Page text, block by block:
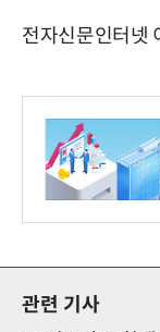
전자신문인터
관련 기사